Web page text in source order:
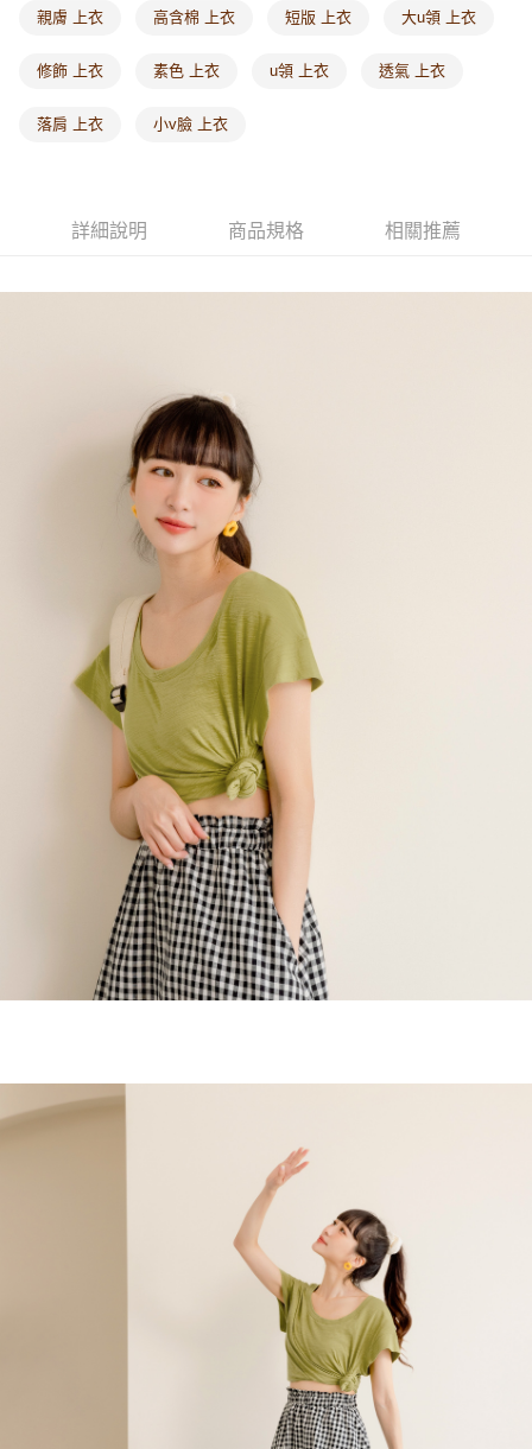
海外配送-歐美地區 查看運費
親膚 上衣 高含棉 上衣 短版 上衣 大u領 上衣
修飾 上衣 素色 上衣 u領 上衣 透氣 上衣
落肩 上衣 小v臉 上衣
詳細說明 商品規格 相關推薦